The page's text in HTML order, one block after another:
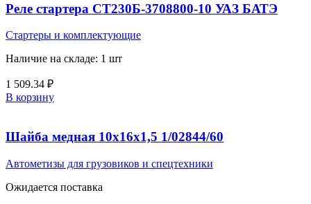
Реле стартера СТ230Б-3708800-10 УАЗ БАТЭ
Стартеры и комплектующие
Наличие на складе: 1 шт
1 509.34 ₽
В корзину
Шайба медная 10х16х1,5 1/02844/60
Автометизы для грузовиков и спецтехники
Ожидается поставка